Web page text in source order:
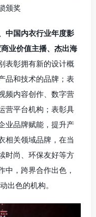
颁奖
中国内衣行业年度影
业价值主播、杰出海
表彰拥有新的设计概
品和技术的品牌；表
频内容创作、数字营
营平台机构；表彰具
业品牌赋能，提升产
相关领域品牌，在当
时尚、环保友好等方
中，跨界合作出色，
出色的机构。